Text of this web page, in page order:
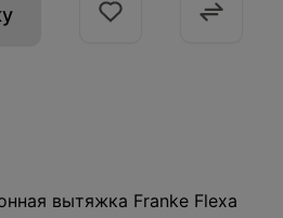
вытяжка Franke Flexa